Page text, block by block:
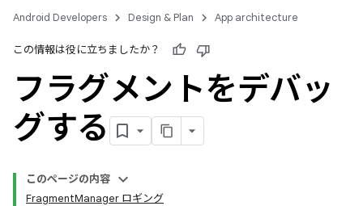
Android Developers Design & Plan App architecture
この情報は役に立ちましたか？
フラグメントをデバッ
グする
このページの内容
FragmentManager ロギング